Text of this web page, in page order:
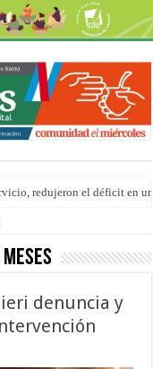
redujeron el déficit en
torácica en el
denuncia y